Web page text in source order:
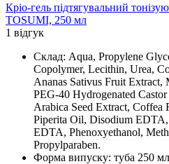
Кріо-гель підтягувальний
TOSUMI, 250 мл
1 відгук
Склад: Aqua, Propylene
Copolymer, Lecithin, Urea,
Ananas Sativus Fruit Extract,
PEG-40 Hydrogenated
Arabica Seed Extract, Coffea
Piperita Oil, Disodium
EDTA, Phenoxyethanol,
Propylparaben.
Форма випуску: туба 250 мл